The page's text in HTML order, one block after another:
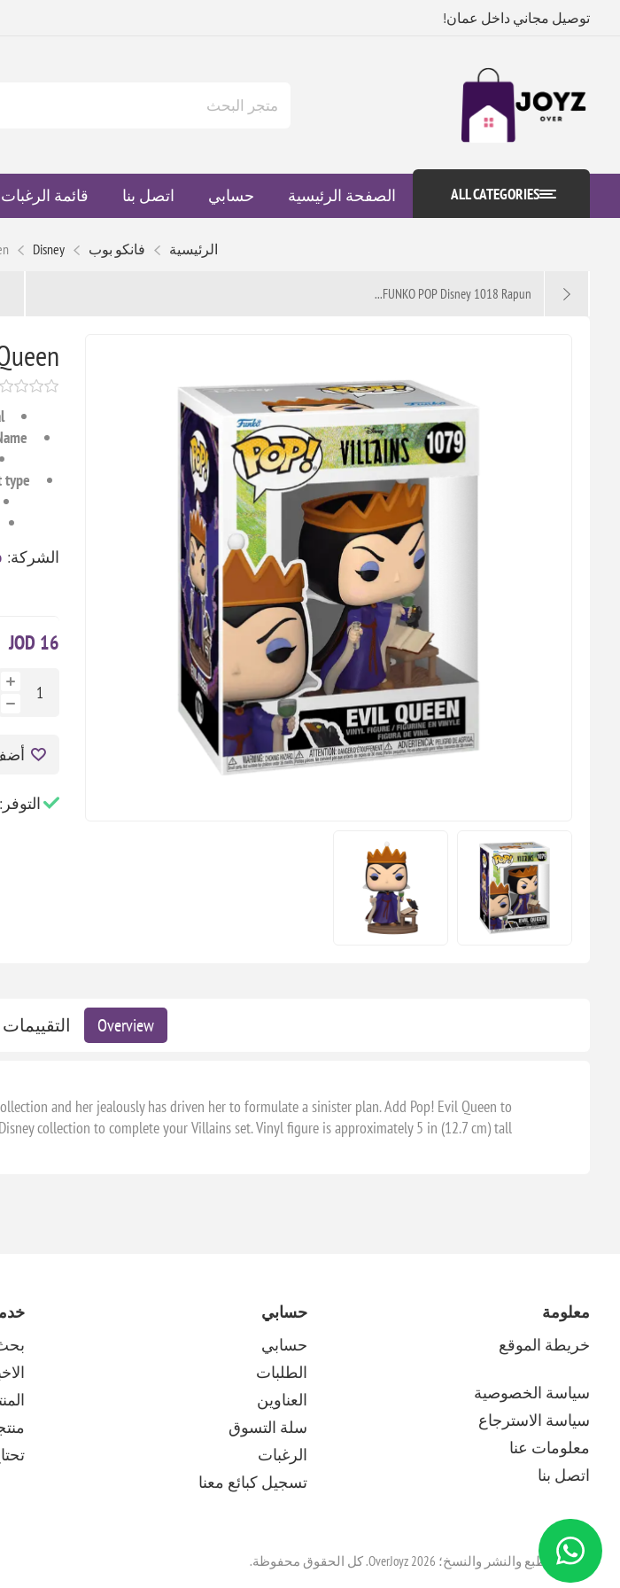
توصيل مجاني داخل عمان!
ALL CATEGORIES الصفحة الرئيسية حسابي اتصل بنا قائمة الرغبات
الرئيسية فانكو بوب Disney
FUNKO POP Disney 1018 Rapun...
الشركة:
16 JOD
التوفر:
Overview التقييمات
and her jealously has driven her to formulate a sinister plan. Add Pop! Evil Queen to
collection to complete your Villains set. Vinyl figure is approximately 5 in (12.7 cm) tall.
معلومة
خريطة الموقع
سياسة الخصوصية
سياسة الاسترجاع
معلومات عنا
اتصل بنا
حسابي
حسابي
الطلبات
العناوين
سلة التسوق
الرغبات
تسجيل كبائع معنا
حقوق الطبع والنشر والنسخ؛ 2026 OverJoyz. كل الحقوق محفوظة.